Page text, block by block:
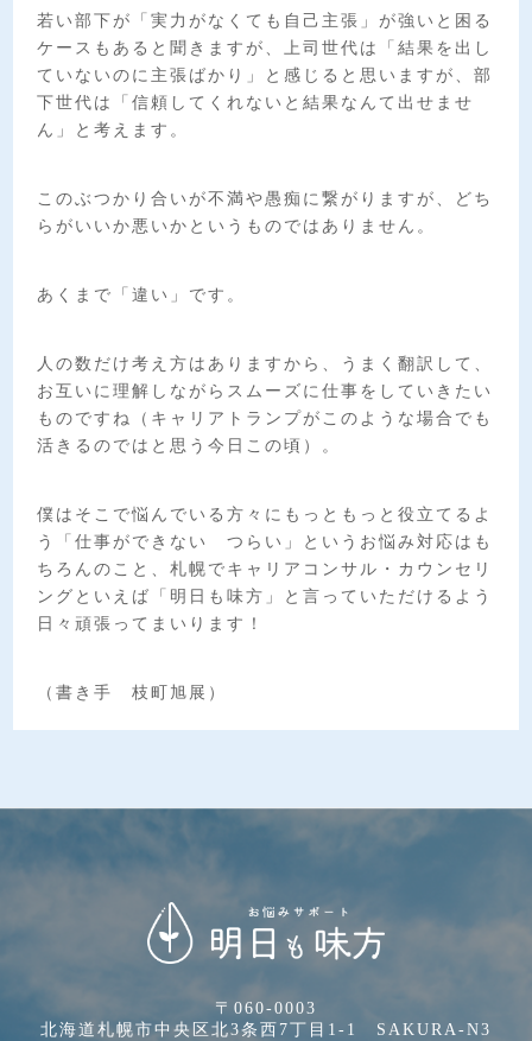
若い部下が「実力がなくても自己主張」が強いと困る
ケースもあると聞きますが、上司世代は「結果を出し
ていないのに主張ばかり」と感じると思いますが、部
下世代は「信頼してくれないと結果なんて出せませ
ん」と考えます。
このぶつかり合いが不満や愚痴に繋がりますが、どち
らがいいか悪いかというものではありません。
あくまで「違い」です。
人の数だけ考え方はありますから、うまく翻訳して、
お互いに理解しながらスムーズに仕事をしていきたい
ものですね（キャリアトランプがこのような場合でも
活きるのではと思う今日この頃）。
僕はそこで悩んでいる方々にもっともっと役立てるよ
う「仕事ができない つらい」というお悩み対応はも
ちろんのこと、札幌でキャリアコンサル・カウンセリ
ングといえば「明日も味方」と言っていただけるよう
日々頑張ってまいります！
（書き手 枝町旭展）
〒060-0003
北海道札幌市中央区北3条西7丁目1-1 SAKURA-N3